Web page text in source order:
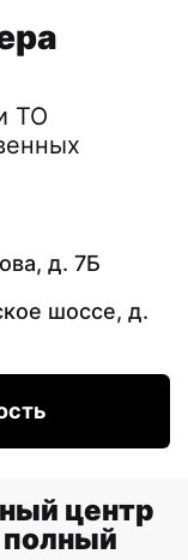
ТО
д. 7Б
шоссе, д.
центр
полный